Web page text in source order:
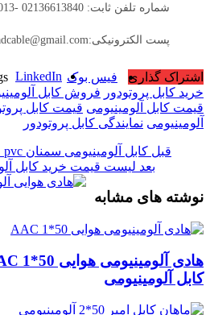
شماره تلفن ثابت: 02136613840 -02133911013
پست الکترونیکی:aradcable@gmail.com
اشتراک گذاری فیس بوک LinkedIn
خرید کابل پروتودور فروش کابل
قیمت کابل آلومینیومی قیمت کابل
آلومینیومی نمایندگی کابل پروتودور
قبل کابل آلومینیومی سمنان pvc قیمت عمده
بعد لیست قیمت خرید کابل
نوشته های مشابه
کابل آلومینیومی